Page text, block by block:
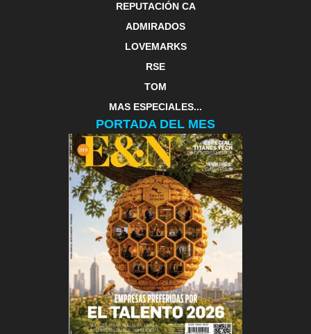
REPUTACIÓN CA
ADMIRADOS
LOVEMARKS
RSE
TOM
MAS ESPECIALES...
PORTADA DEL MES